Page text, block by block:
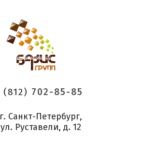
(812) 702-85-85
г. Санкт-Петербург,
ул. Руставели, д. 12